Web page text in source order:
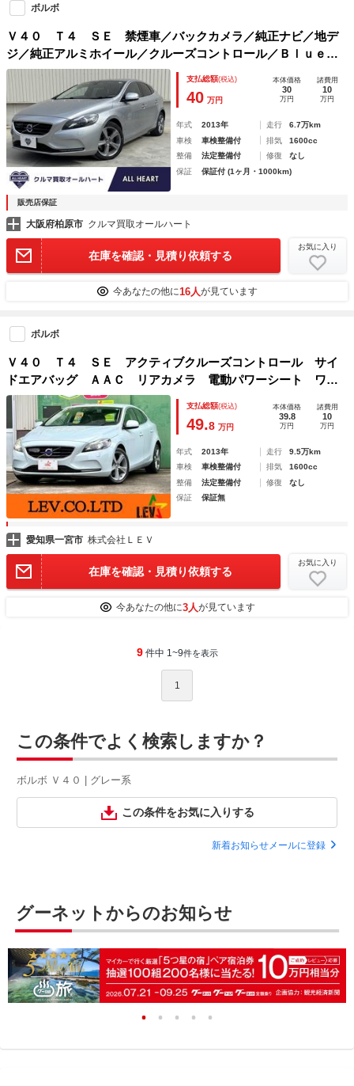
ボルボ
Ｖ４０ Ｔ４ ＳＥ 禁煙車／バックカメラ／純正ナビ／地デ
ジ／純正アルミホイール／クルーズコントロール／Ｂｌｕｅｔ
ｏｏｔｈ／パワーシート
支払総額(税込)
40 万円
本体価格
30
万円
諸費用
10
万円
年式 2013年 走行
6.7万km
車検
車検整備付 排気
1600cc
整備
法定整備付 修復
なし
保証
保証付 (1ヶ月・1000km)
販売店保証
大阪府柏原市 クルマ買取オールハート
在庫を確認・見積り依頼する
お気に入り
今あなたの他に16人が見ています
ボルボ
Ｖ４０ Ｔ４ ＳＥ アクティブクルーズコントロール サイ
ドエアバッグ ＡＡＣ リアカメラ 電動パワーシート ワン
セグ 盗難防止装置 ＨＤＤナビゲーション ＴＶナビ 助手
席エアバッグ パワーウィンドウ エアバック ＥＴＣ
支払総額(税込)
49.8 万円
本体価格
39.8
万円
諸費用
10
万円
年式 2013年 走行
9.5万km
車検
車検整備付 排気
1600cc
整備
法定整備付 修復
なし
保証
保証無
愛知県一宮市 株式会社ＬＥＶ
在庫を確認・見積り依頼する
お気に入り
今あなたの他に3人が見ています
9 件中 1~9件を表示
1
この条件でよく検索しますか？
ボルボ Ｖ４０ | グレー系
この条件をお気に入りする
新着お知らせメールに登録
グーネットからのお知らせ